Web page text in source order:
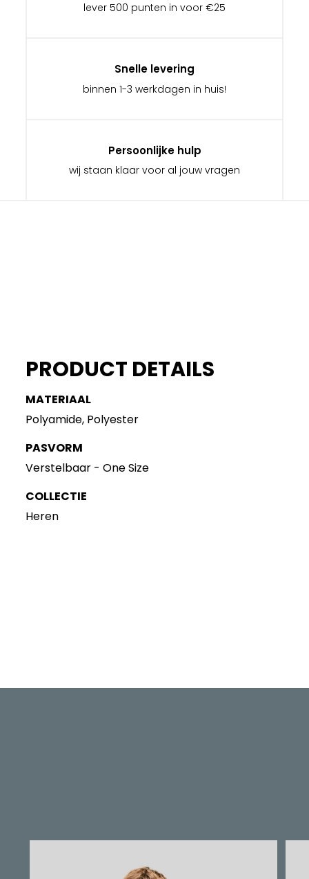
lever 500 punten in voor €25
Snelle levering
binnen 1-3 werkdagen in huis!
Persoonlijke hulp
wij staan klaar voor al jouw vragen
PRODUCT DETAILS
MATERIAAL
Polyamide, Polyester
PASVORM
Verstelbaar - One Size
COLLECTIE
Heren